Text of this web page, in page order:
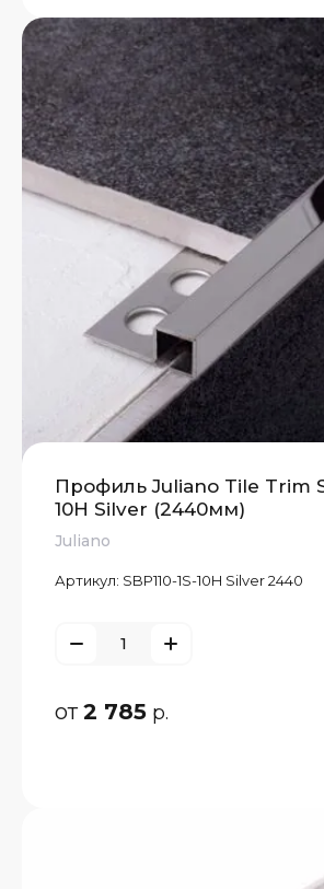
Профиль Juliano Tile Trim
10H Silver (2440мм)
Juliano
Артикул: SBP110-1S-10H Silver 2440
от2 785 р.